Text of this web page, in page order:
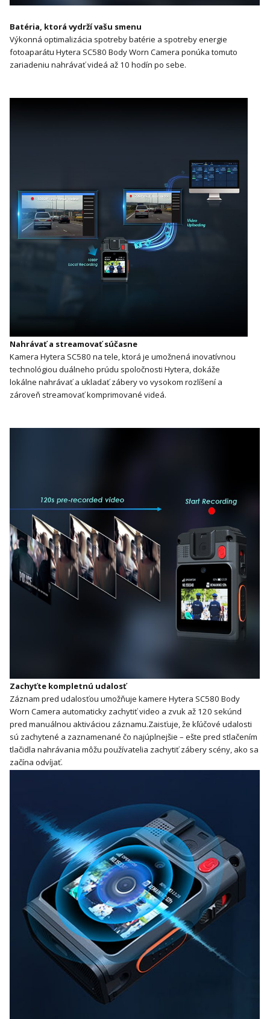
Batéria, ktorá vydrží vašu smenu
Výkonná optimalizácia spotreby batérie a spotreby energie
fotoaparátu Hytera SC580 Body Worn Camera ponúka tomuto
zariadeniu nahrávať videá až 10 hodín po sebe.
Nahrávať a streamovať súčasne
Kamera Hytera SC580 na tele, ktorá je umožnená inovatívnou
technológiou duálneho prúdu spoločnosti Hytera, dokáže
lokálne nahrávať a ukladať zábery vo vysokom rozlíšení a
zároveň streamovať komprimované videá.
Zachyťte kompletnú udalosť
Záznam pred udalosťou umožňuje kamere Hytera SC580 Body
Worn Camera automaticky zachytiť video a zvuk až 120 sekúnd
pred manuálnou aktiváciou záznamu.Zaisťuje, že kľúčové udalosti
sú zachytené a zaznamenané čo najúplnejšie – ešte pred stlačením
tlačidla nahrávania môžu používatelia zachytiť zábery scény, ako sa
začína odvíjať.